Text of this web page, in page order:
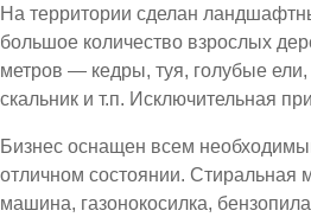
На территории сделан
большое количество взрослых
метров — кедры, туя, голубые
скальник и т.п. Исключительная
Бизнес оснащен всем
отличном состоянии. Стиральная
машина, газонокосилка,